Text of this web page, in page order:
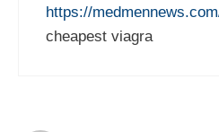
https://
cheapest viagra